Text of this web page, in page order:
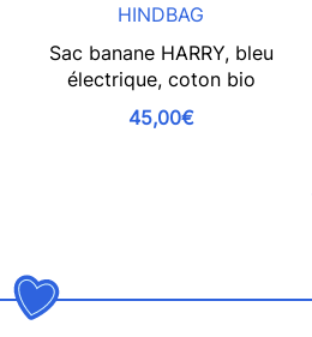
HINDBAG
Sac banane HARRY, bleu
électrique, coton bio
45,00€